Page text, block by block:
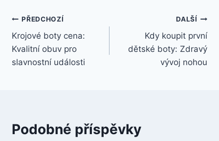
Navigace
pro
příspěvek
PŘEDCHOZÍ
Krojové boty cena:
Kvalitní obuv pro
slavnostní události
DALŠÍ
Kdy koupit první
dětské boty: Zdravý
vývoj nohou
Podobné příspěvky